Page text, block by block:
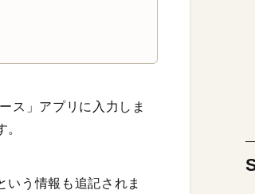
ス」アプリに入力しま
いう情報も追記されま